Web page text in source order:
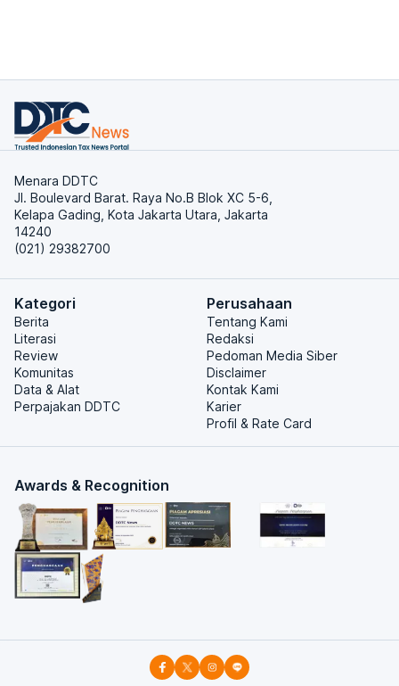
Menara DDTC
Jl. Boulevard Barat. Raya No.B Blok XC 5-6,
Kelapa Gading, Kota Jakarta Utara, Jakarta
14240
(021) 29382700
Kategori
Berita
Literasi
Review
Komunitas
Data & Alat
Perpajakan DDTC
Perusahaan
Tentang Kami
Redaksi
Pedoman Media Siber
Disclaimer
Kontak Kami
Karier
Profil & Rate Card
Awards & Recognition